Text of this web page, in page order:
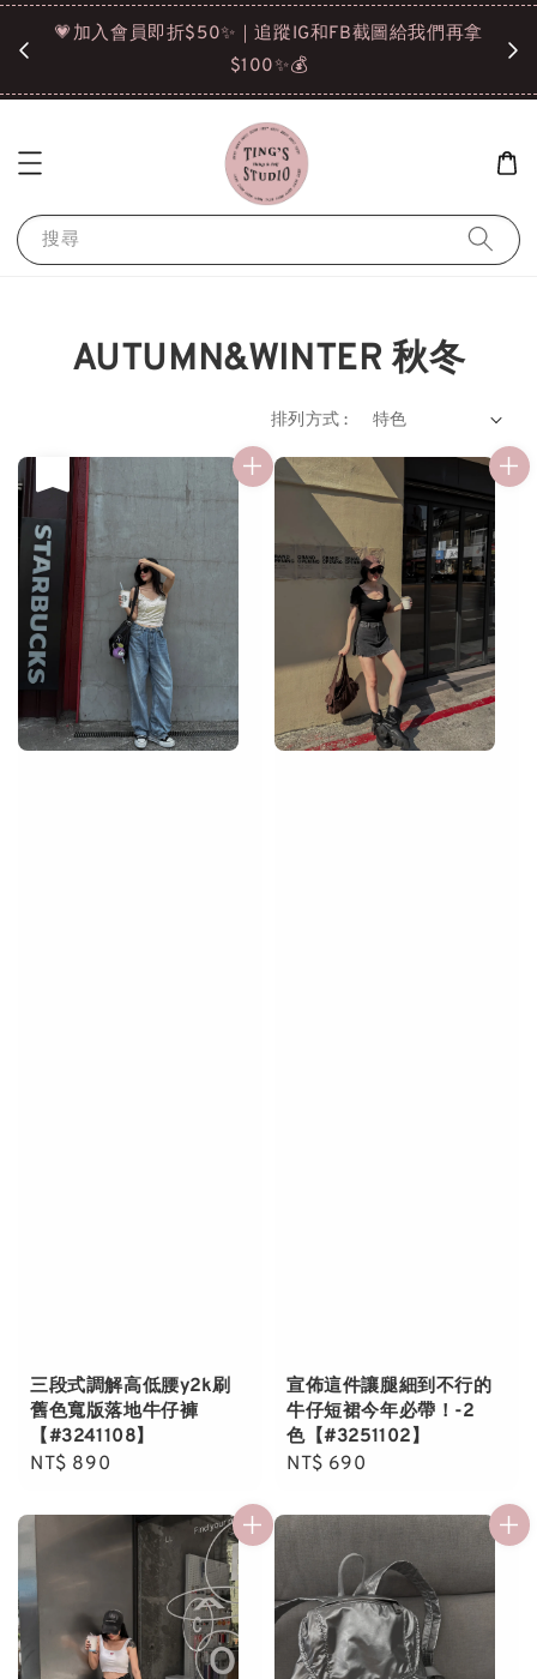
選
💗加入會員即折$50✨｜追蹤IG和FB截圖給我們再拿
$100✨💰
搜尋
AUTUMN&WINTER 秋冬
排列方式 :
三段式調解高低腰y2k刷
舊色寬版落地牛仔褲
【#3241108】
Regular
NT$ 890
宣佈這件讓腿細到不行的
牛仔短裙今年必帶！-2
色【#3251102】
Regular
NT$ 690